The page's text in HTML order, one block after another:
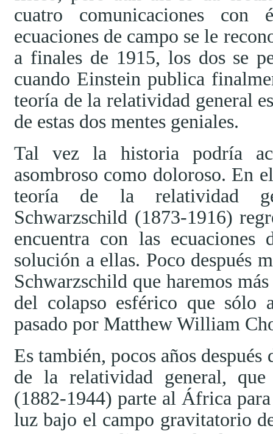
cuatro comunicaciones
ecuaciones de campo se le
a finales de 1915, los dos se
cuando Einstein publica
teoría de la relatividad general
de estas dos mentes geniales.
Tal vez la historia podría
asombroso como doloroso. En
teoría de la relatividad
Schwarzschild (1873-1916)
encuentra con las
solución a ellas. Poco después
Schwarzschild que haremos
del colapso esférico que sólo
pasado por Matthew William
Es también, pocos años
de la relatividad general,
(1882-1944) parte al África
luz bajo el campo gravitatorio